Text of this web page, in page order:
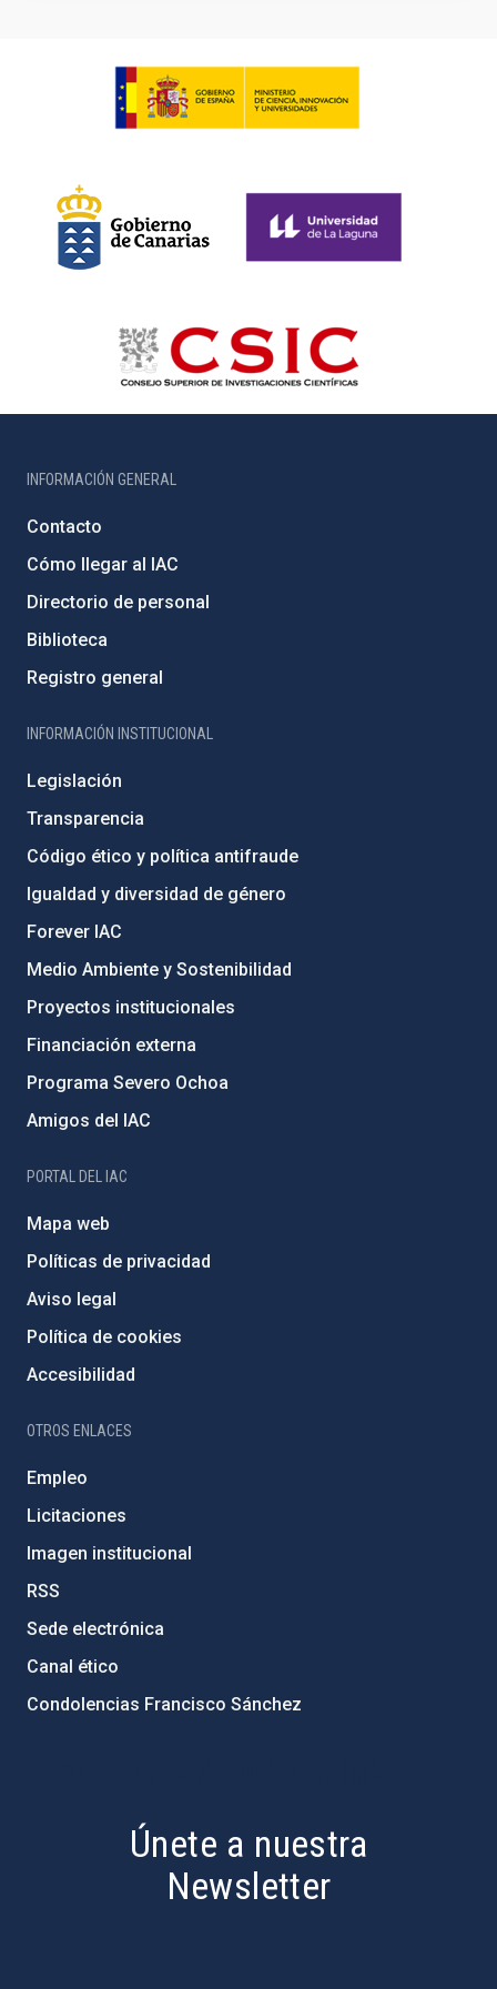
INFORMACIÓN GENERAL
Contacto
Cómo llegar al IAC
Directorio de personal
Biblioteca
Registro general
INFORMACIÓN INSTITUCIONAL
Legislación
Transparencia
Código ético y política antifraude
Igualdad y diversidad de género
Forever IAC
Medio Ambiente y Sostenibilidad
Proyectos institucionales
Financiación externa
Programa Severo Ochoa
Amigos del IAC
PORTAL DEL IAC
Mapa web
Políticas de privacidad
Aviso legal
Política de cookies
Accesibilidad
OTROS ENLACES
Empleo
Licitaciones
Imagen institucional
RSS
Sede electrónica
Canal ético
Condolencias Francisco Sánchez
Únete a nuestra
Newsletter